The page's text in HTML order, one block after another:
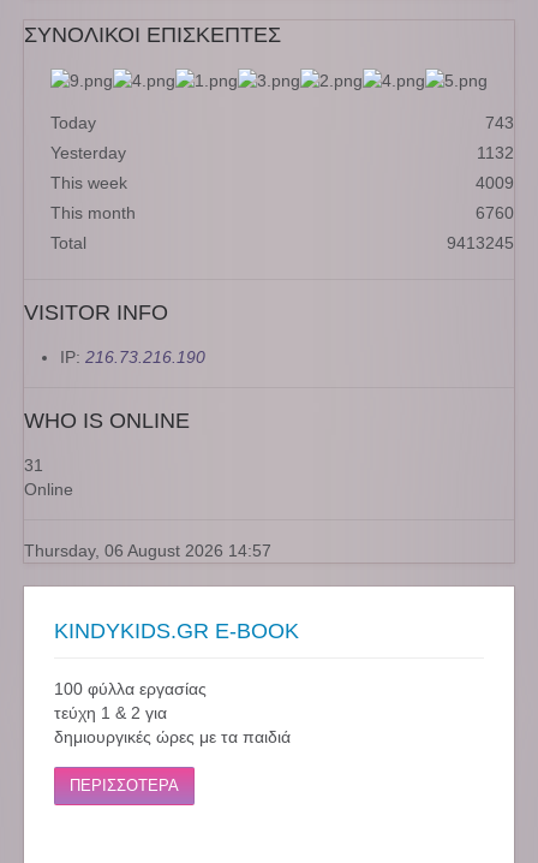
ΣΥΝΟΛΙΚΟΙ ΕΠΙΣΚΕΠΤΕΣ
Today
743
Yesterday
1132
This week
4009
This month
6760
Total
9413245
VISITOR INFO
IP: 216.73.216.190
WHO IS ONLINE
31
Online
Thursday, 06 August 2026 14:57
KINDYKIDS.GR E-BOOK
100 φύλλα εργασίας
τεύχη 1 & 2 για
δημιουργικές ώρες με τα παιδιά
ΠΕΡΙΣΣΟΤΕΡΑ